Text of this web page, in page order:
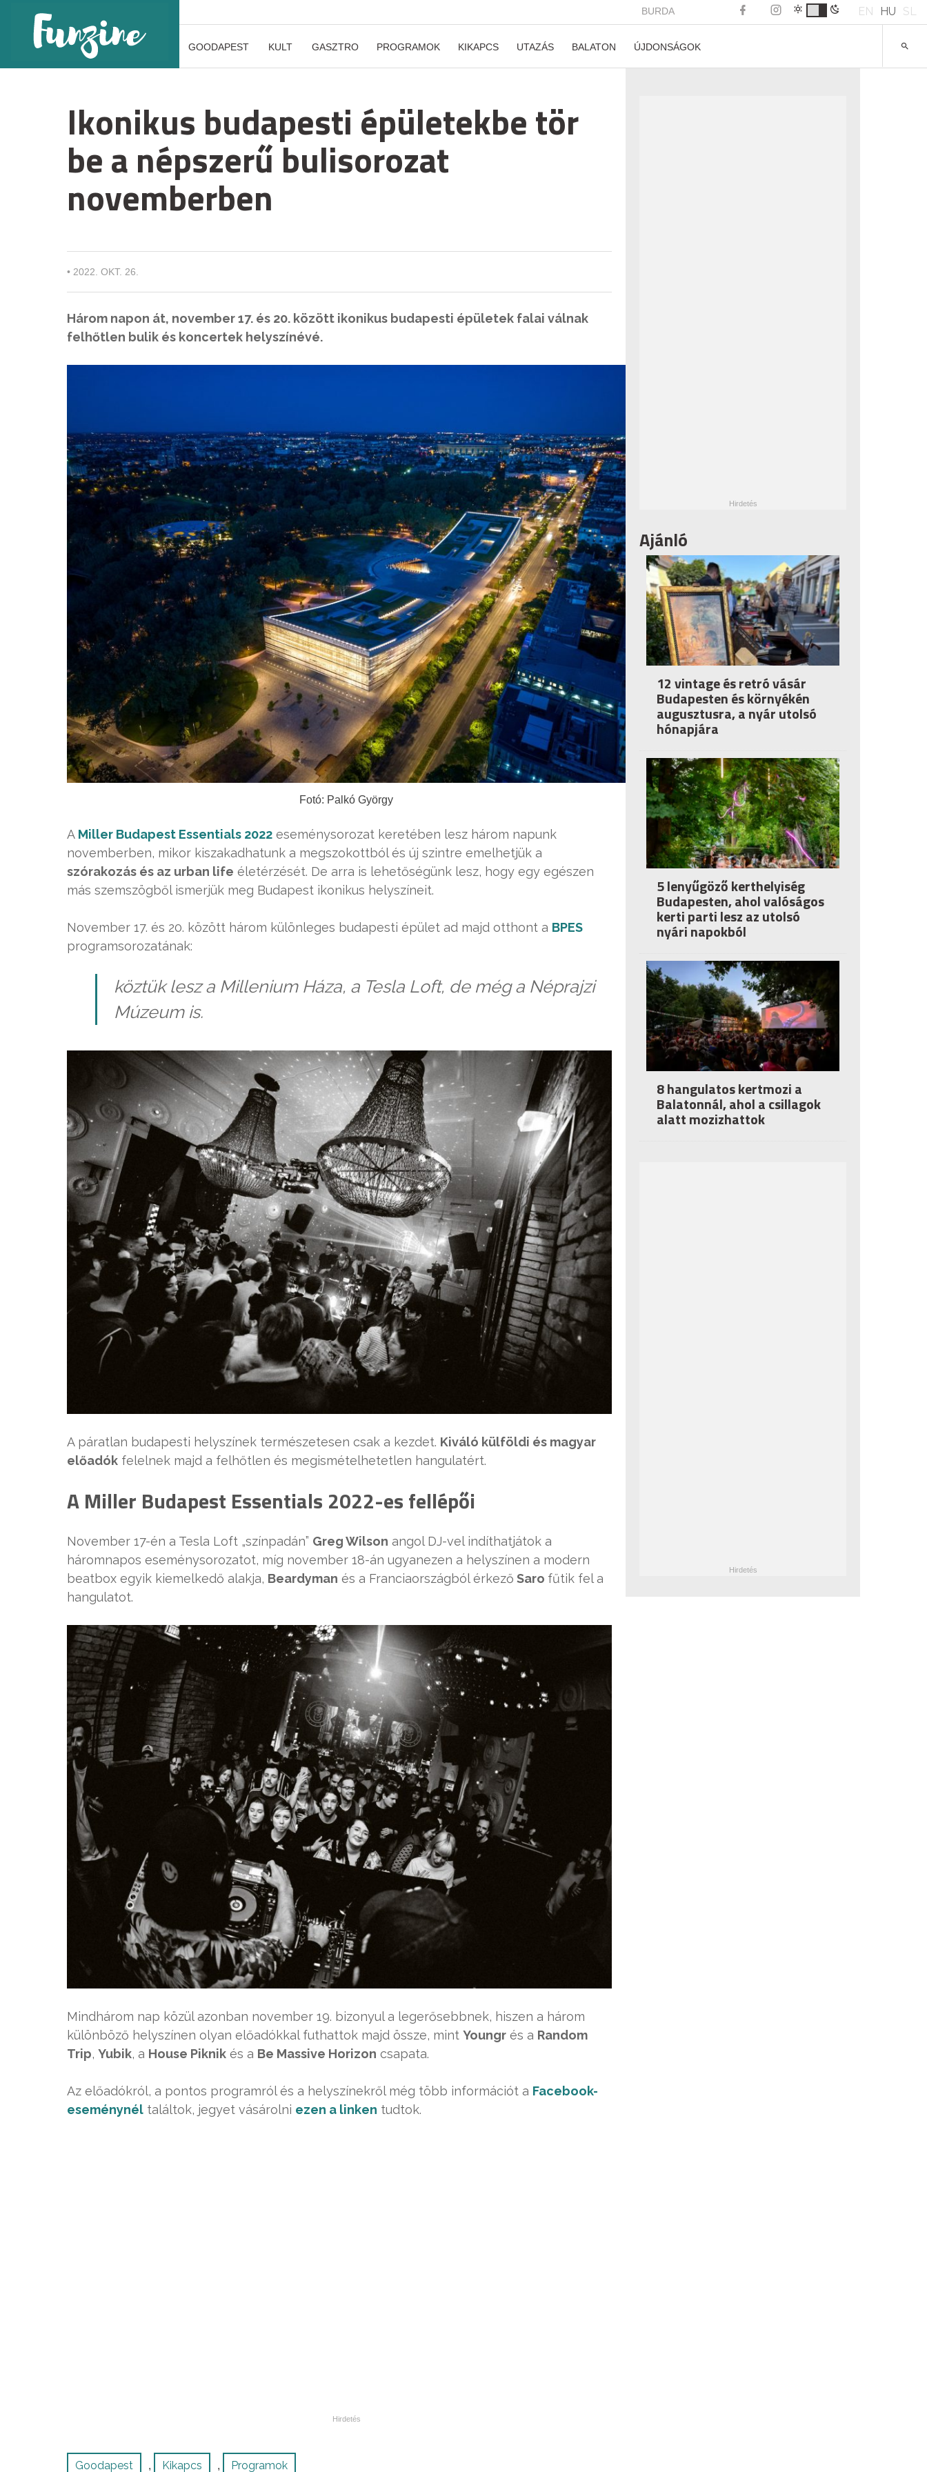
BURDA EN HU SL
GOODAPEST KULT GASZTRO PROGRAMOK KIKAPCS UTAZÁS BALATON ÚJDONSÁGOK
Ikonikus budapesti épületekbe tör
be a népszerű bulisorozat
novemberben
• 2022. OKT. 26.
Három napon át, november 17. és 20. között ikonikus budapesti épületek falai válnak
felhőtlen bulik és koncertek helyszínévé.
Fotó: Palkó György
A Miller Budapest Essentials 2022 eseménysorozat keretében lesz három napunk
novemberben, mikor kiszakadhatunk a megszokottból és új szintre emelhetjük a
szórakozás és az urban life életérzését. De arra is lehetőségünk lesz, hogy egy egészen
más szemszögből ismerjük meg Budapest ikonikus helyszíneit.
November 17. és 20. között három különleges budapesti épület ad majd otthont a BPES
programsorozatának:
köztük lesz a Millenium Háza, a Tesla Loft, de még a Néprajzi
Múzeum is.
A páratlan budapesti helyszínek természetesen csak a kezdet. Kiváló külföldi és magyar
előadók felelnek majd a felhőtlen és megismételhetetlen hangulatért.
A Miller Budapest Essentials 2022-es fellépői
November 17-én a Tesla Loft „színpadán” Greg Wilson angol DJ-vel indíthatjátok a
háromnapos eseménysorozatot, míg november 18-án ugyanezen a helyszínen a modern
beatbox egyik kiemelkedő alakja, Beardyman és a Franciaországból érkező Saro fűtik fel a
hangulatot.
Mindhárom nap közül azonban november 19. bizonyul a legerősebbnek, hiszen a három
különböző helyszínen olyan előadókkal futhattok majd össze, mint Youngr és a Random
Trip, Yubik, a House Piknik és a Be Massive Horizon csapata.
Az előadókról, a pontos programról és a helyszínekről még több információt a Facebook-
eseménynél találtok, jegyet vásárolni ezen a linken tudtok.
Goodapest , Kikapcs , Programok
Ajánló
12 vintage és retró vásár
Budapesten és környékén
augusztusra, a nyár utolsó
hónapjára
5 lenyűgöző kerthelyiség
Budapesten, ahol valóságos
kerti parti lesz az utolsó
nyári napokból
8 hangulatos kertmozi a
Balatonnál, ahol a csillagok
alatt mozizhattok